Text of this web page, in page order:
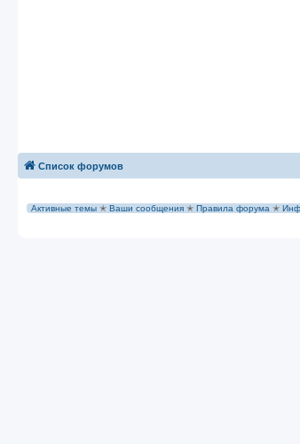
Список форумов
Активные темы ✭ Ваши сообщения ✭ Правила форума ✭